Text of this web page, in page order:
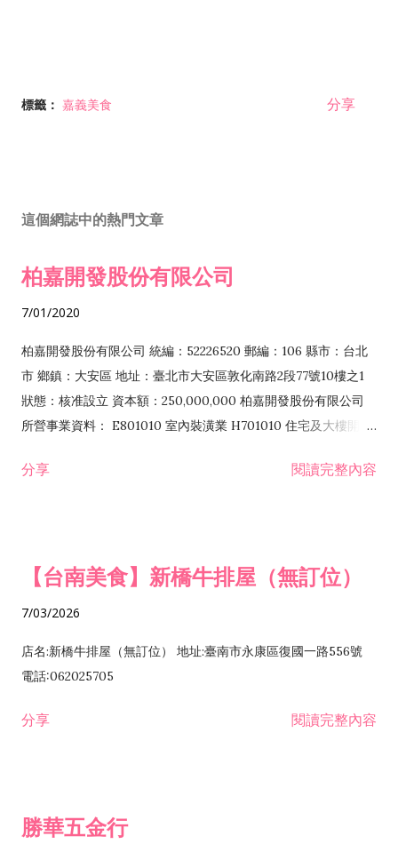
標籤： 嘉義美食 分享
這個網誌中的熱門文章
柏嘉開發股份有限公司
7/01/2020
柏嘉開發股份有限公司 統編：52226520 郵編：106 縣市：台北
市 鄉鎮：大安區 地址：臺北市大安區敦化南路2段77號10樓之1
狀態：核准設立 資本額：250,000,000 柏嘉開發股份有限公司
所營事業資料： E801010 室內裝潢業 H701010 住宅及大樓開發
發業 H703090 不動產買賣業 H703100 不動產租賃業 I503010
分享 閱讀完整內容
【台南美食】新橋牛排屋（無訂位）
7/03/2026
店名:新橋牛排屋（無訂位） 地址:臺南市永康區復國一路556號
電話:062025705
分享 閱讀完整內容
勝華五金行